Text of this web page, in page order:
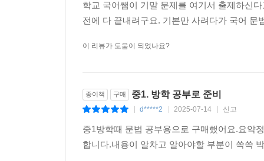
학교 국어쌤이 기말 문제를 여기서 출제하신
전에 다 끝내려구요. 기본만 사려다가 국어
이 리뷰가 도움이 되었나요?
종이책 구매 중1. 방학 공부로 준비
d*****2 2025-07-14 신고
중1방학때 문법 공부용으로 구매했어요.요약
합니다.내용이 알차고 알아야할 부분이 쏙쏙